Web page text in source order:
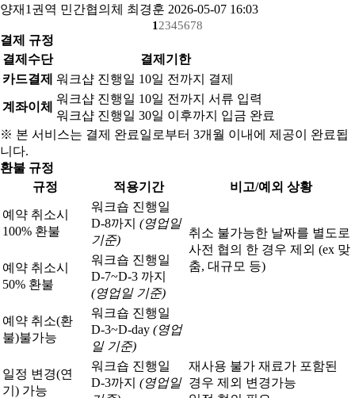
양재1권역 민간협의체 최경훈 2026-05-07 16:03
1 2345678
결제 규정
결제수단
결제기한
카드결제 워크샵 진행일 10일 전까지 결제
계좌이체
워크샵 진행일 10일 전까지 서류 입력
워크샵 진행일 30일 이후까지 입금 완료
※ 본 서비스는 결제 완료일로부터 3개월 이내에 제공이 완료됩
니다.
환불 규정
규정
적용기간 비고/예외 상황
예약 취소시
100% 환불
워크숍 진행일
D-8까지 (영업일
기준)
취소 불가능한 날짜를 별도로
사전 협의 한 경우 제외 (ex 맞
춤, 대규모 등)
예약 취소시
50% 환불
워크숍 진행일
D-7~D-3 까지
(영업일 기준)
예약 취소(환
불)불가능
워크숍 진행일
D-3~D-day (영업
일 기준)
일정 변경(연
기) 가능
워크숍 진행일
D-3까지 (영업일
재사용 불가 재료가 포함된
경우 제외 변경가능